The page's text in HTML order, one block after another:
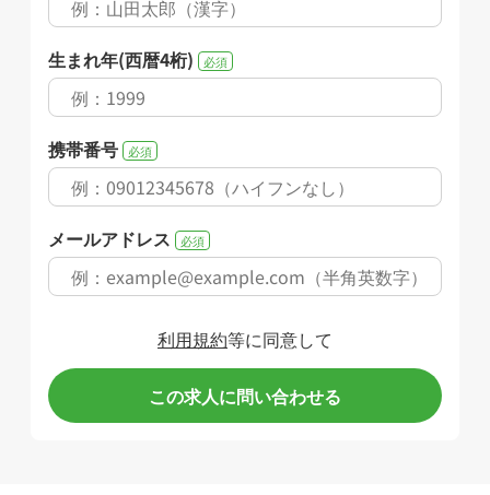
生まれ年(西暦4桁) 必須
携帯番号 必須
メールアドレス 必須
利用規約等に同意して
この求人に問い合わせる